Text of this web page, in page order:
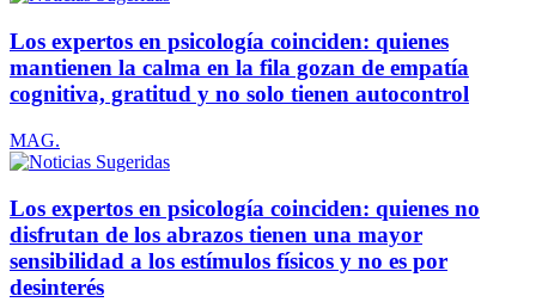
Los expertos en psicología coinciden: quienes
mantienen la calma en la fila gozan de empatía
cognitiva, gratitud y no solo tienen autocontrol
MAG.
Los expertos en psicología coinciden: quienes no
disfrutan de los abrazos tienen una mayor
sensibilidad a los estímulos físicos y no es por
desinterés